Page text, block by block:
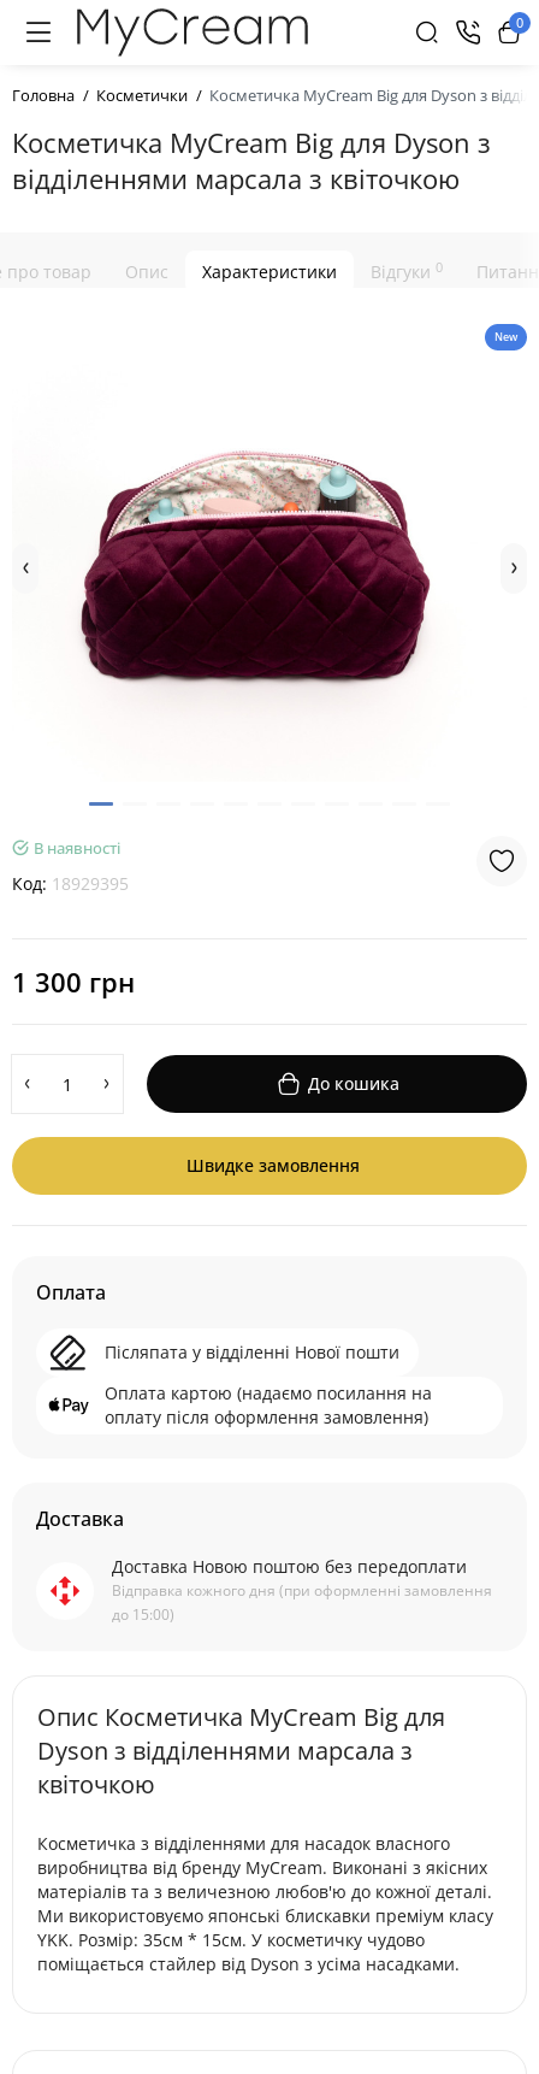
0
Головна Косметички Косметичка MyCream Big для Dyson з
Косметичка MyCream Big для Dyson з
відділеннями марсала з квіточкою
про товар Опис Характеристики Відгуки 0
New
В наявності
Код: 18929395
1 300 грн
До кошика
Швидке замовлення
Оплата
Післяпата у відділенні Нової пошти
Оплата картою (надаємо посилання на
оплату після оформлення замовлення)
Доставка
Доставка Новою поштою без передоплати
Відправка кожного дня (при оформленні замовлення
до 15:00)
Опис Косметичка MyCream Big для
Dyson з відділеннями марсала з
квіточкою
Косметичка з відділеннями для насадок власного
виробництва від бренду MyCream. Виконані з якісних
матеріалів та з величезною любов'ю до кожної деталі.
Ми використовуємо японські блискавки преміум класу
YKK. Розмір: 35см * 15см. У косметичку чудово
поміщається стайлер від Dyson з усіма насадками.